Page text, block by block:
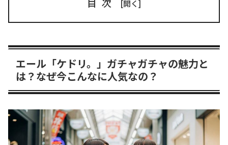
エール「ケドリ。」ガチャガチャの魅力と
は？なぜ今こんなに人気なの？